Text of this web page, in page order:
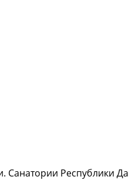
Республики